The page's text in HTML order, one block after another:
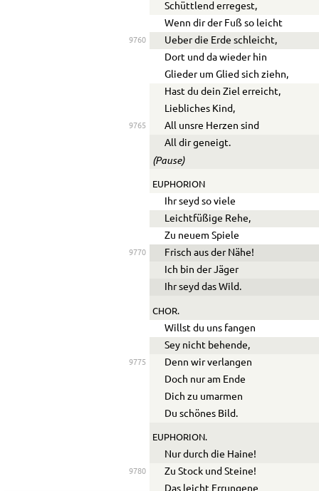
Schüttlend erregest,
Wenn dir der Fuß so leicht
9760 Ue ber die Erde schleicht,
Dort und da wieder hin
Glieder um Glied sich ziehn,
Hast du dein Ziel erreicht,
Liebliches Kind,
9765
All unsre Herzen sind
All dir geneigt.
(Pause)
EUPHORION
Ihr seyd so viele
Leichtfüßige Rehe,
Zu neuem Spiele
9770
Frisch aus der Nähe!
Ich bin der Jäger
Ihr seyd das Wild.
CHOR.
Willst du uns fangen
Sey nicht behende,
9775
Denn wir verlangen
Doch nur am Ende
Dich zu umarmen
Du schönes Bild.
EUPHORION.
Nur durch die Haine!
9780
Zu Stock und Steine!